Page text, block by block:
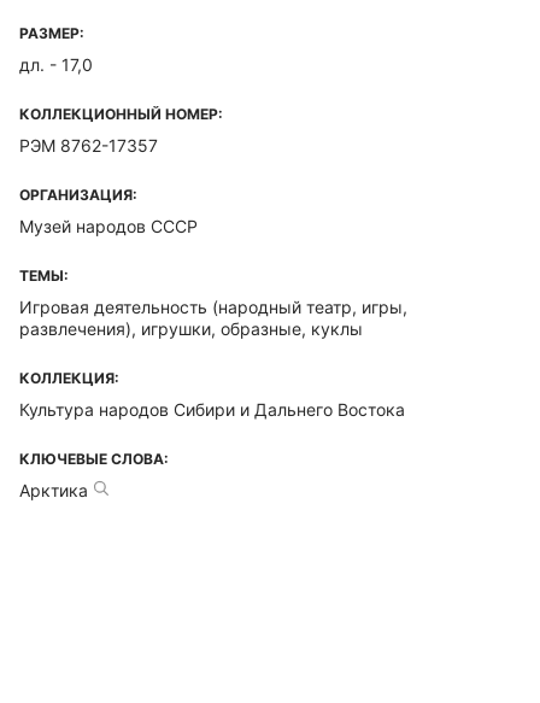
РАЗМЕР:
дл. - 17,0
КОЛЛЕКЦИОННЫЙ НОМЕР:
РЭМ 8762-17357
ОРГАНИЗАЦИЯ:
Музей народов СССР
ТЕМЫ:
Игровая деятельность (народный театр, игры,
развлечения), игрушки, образные, куклы
КОЛЛЕКЦИЯ:
Культура народов Сибири и Дальнего Востока
КЛЮЧЕВЫЕ СЛОВА:
Арктика